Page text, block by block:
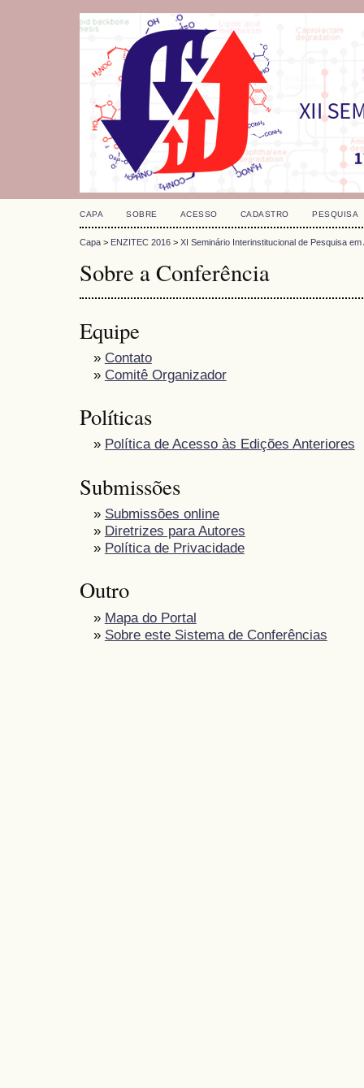
CAPA SOBRE ACESSO CADASTRO PESQUISA
Capa > ENZITEC 2016 > XI Seminário Interinstitucional de Pesquisa
Sobre a Conferência
Equipe
» Contato
» Comitê Organizador
Políticas
» Política de Acesso às Edições Anteriores
Submissões
» Submissões online
» Diretrizes para Autores
» Política de Privacidade
Outro
» Mapa do Portal
» Sobre este Sistema de Conferências